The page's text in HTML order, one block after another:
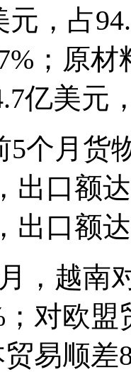
元，占
；原
亿美元
5个月货
出口额
出口额
，越南
；对欧
易顺